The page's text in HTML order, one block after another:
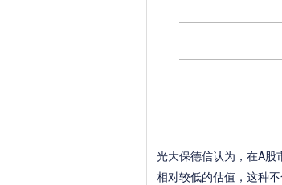
光大保德信认为，在A股
相对较低的估值，这种